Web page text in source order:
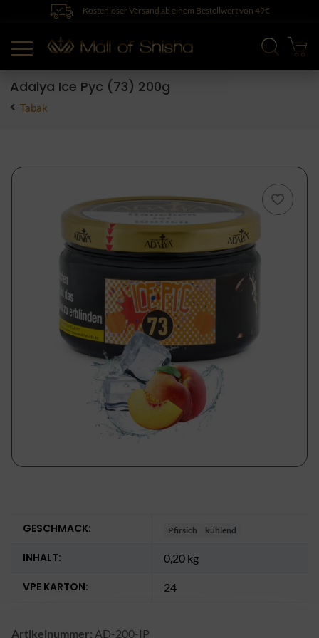
Kostenloser Versand ab einem Bestellwert von 49€
Adalya Ice Pyc (73) 200g
Tabak
GESCHMACK: Pfirsich kühlend
INHALT: 0,20 kg
VPE KARTON: 24
Artikelnummer: AD-200-IP